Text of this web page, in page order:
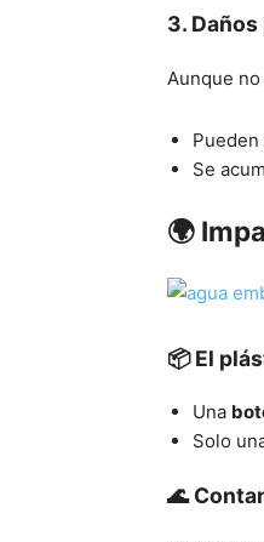
3.
Aunque
Se
🌍
📦 El
Una
Solo
🌊